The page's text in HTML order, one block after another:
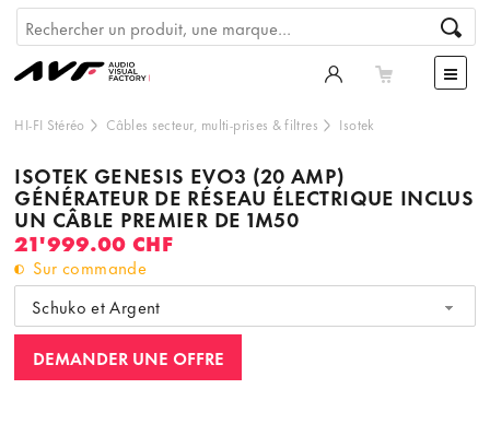
HI-FI Stéréo Câbles secteur, multi-prises & filtres Isotek
ISOTEK GENESIS EVO3 (20 AMP)
GÉNÉRATEUR DE RÉSEAU ÉLECTRIQUE INCLUS
UN CÂBLE PREMIER DE 1M50
21'999.00 CHF
Sur commande
Schuko et Argent
DEMANDER UNE OFFRE